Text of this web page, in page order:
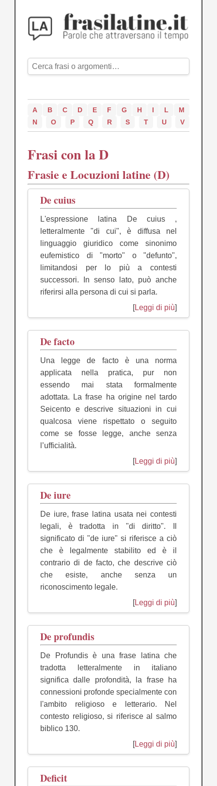
A B C D E F G H I L
M
N
O P Q R S T U V
Frasi con la D
Frasie e Locuzioni latine (D)
De cuius
L'espressione latina De cuius ,
letteralmente "di cui", è diffusa nel
linguaggio giuridico come sinonimo
eufemistico di "morto" o "defunto",
limitandosi per lo più a contesti
successori. In senso lato, può anche
riferirsi alla persona di cui si parla.
[Leggi di più]
De facto
Una legge de facto è una norma
applicata nella pratica, pur non
essendo mai stata formalmente
adottata. La frase ha origine nel tardo
Seicento e descrive situazioni in cui
qualcosa viene rispettato o seguito
come se fosse legge, anche senza
l’ufficialità.
[Leggi di più]
De iure
De iure, frase latina usata nei contesti
legali, è tradotta in "di diritto". Il
significato di "de iure" si riferisce a ciò
che è legalmente stabilito ed è il
contrario di de facto, che descrive ciò
che esiste, anche senza un
riconoscimento legale.
[Leggi di più]
De profundis
De Profundis è una frase latina che
tradotta letteralmente in italiano
significa dalle profondità, la frase ha
connessioni profonde specialmente con
l'ambito religioso e letterario. Nel
contesto religioso, si riferisce al salmo
biblico 130.
[Leggi di più]
Deficit